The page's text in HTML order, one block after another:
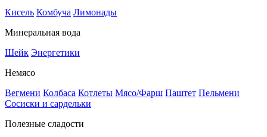
Кисель Комбуча Лимонады
Минеральная вода
Шейк Энергетики
Немясо
Вегмени Колбаса Котлеты Мясо/Фарш Паштет Пельмени
Сосиски и сардельки
Полезные сладости